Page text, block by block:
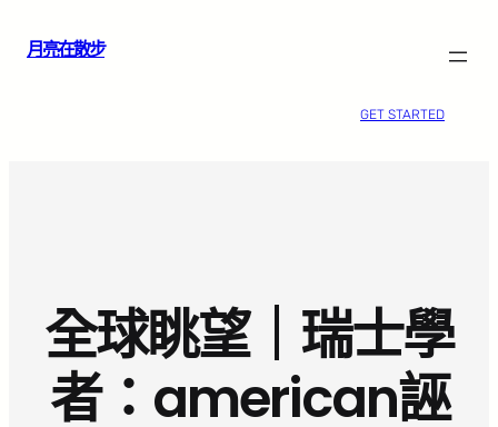
月亮在散步
GET STARTED
全球眺望｜瑞士學
者：american誣